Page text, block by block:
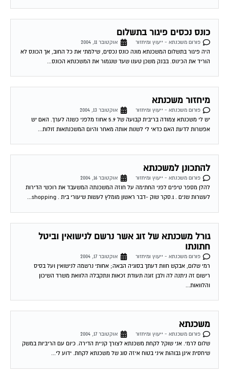
כונס נכסים פיגור בתשלום
פורום משכנתא - ייעוץ ומיחזור
אוקטובר 11, 2004
היה פיגור בתשלום המשכנתא מונה כונס נכסים, שילמתי את כל החוב, אך הכונס לא
הוריד את הכינוס. בבנק משכן טענו שעד שנגמור את המשכנתא הכונס...
מיחזור משכנתא
פורום משכנתא - ייעוץ ומיחזור
יש לי משכנתא צמודה בריבית קבועה של 5.9 אחוז מלפני כשנה לערך. האם יש
אפשרות לדעת האם כדאי לי לשנות אותה מאחר והיום המשכנתאות זולות...
להתכונן למשכנתא
פורום משכנתא - ייעוץ ומיחזור
להלן מספר טיפים לפני החתימה על חוזה המשכנתה המשעבד את רוכשי הדירות
לעשרות שנים . 1.סקר שוק -דבר ראשון מומלץ לעשות שיעורי בית . shopping...
גורל משכנתא של זוג אשר נרשם לנישואין וביטל
חתונתו
פורום משכנתא - ייעוץ ומיחזור
רמי שלום, אבקש חוות דעתך בסוגיה הבאה; אחותי נרשמה לנישואין ועל בסיס
רישום זה ניתנה לה ולבן זוגה תעודת זכאות ונתקבלה הלוואת משרד השיכון
והלוואות...
משכנתא
פורום משכנתא - ייעוץ ומיחזור
שלום לרמי. אני שוקל לקחת משכנתא לצורך קניית הדירה. כיום עם הריביות במשק
שיחסית אינן גבוהות איני בטוח איזה סוג של משכנתא לקחת. ידוע לי...